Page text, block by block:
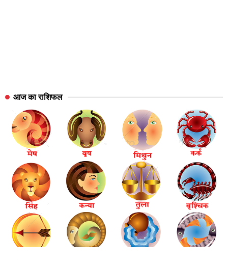
आज का राशिफल